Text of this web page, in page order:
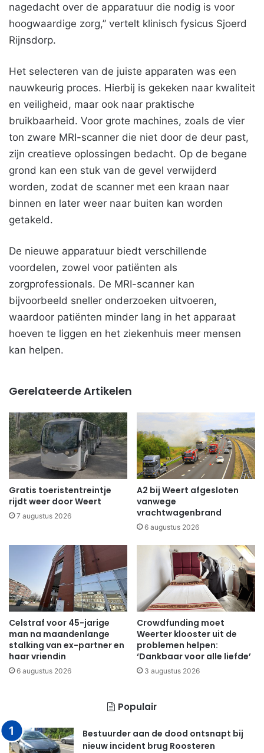
nagedacht over de apparatuur die nodig is voor
hoogwaardige zorg,” vertelt klinisch fysicus Sjoerd
Rijnsdorp.
Het selecteren van de juiste apparaten was een
nauwkeurig proces. Hierbij is gekeken naar kwaliteit
en veiligheid, maar ook naar praktische
bruikbaarheid. Voor grote machines, zoals de vier
ton zware MRI-scanner die niet door de deur past,
zijn creatieve oplossingen bedacht. Op de begane
grond kan een stuk van de gevel verwijderd
worden, zodat de scanner met een kraan naar
binnen en later weer naar buiten kan worden
getakeld.
De nieuwe apparatuur biedt verschillende
voordelen, zowel voor patiënten als
zorgprofessionals. De MRI-scanner kan
bijvoorbeeld sneller onderzoeken uitvoeren,
waardoor patiënten minder lang in het apparaat
hoeven te liggen en het ziekenhuis meer mensen
kan helpen.
Gerelateerde Artikelen
Gratis toeristentreintje
rijdt weer door Weert
7 augustus 2026
A2 bij Weert afgesloten
vanwege
vrachtwagenbrand
6 augustus 2026
Celstraf voor 45-jarige
man na maandenlange
stalking van ex-partner en
haar vriendin
6 augustus 2026
Crowdfunding moet
Weerter klooster uit de
problemen helpen:
‘Dankbaar voor alle liefde’
3 augustus 2026
Populair
Bestuurder aan de dood ontsnapt bij
nieuw incident brug Roosteren